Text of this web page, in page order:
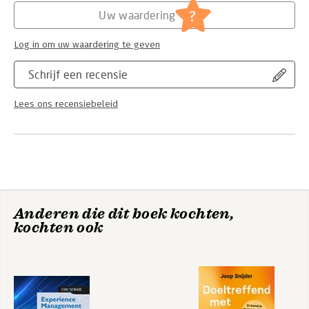
Courseware
Schrijf een recensie
Lees ons recensiebeleid
Uw waardering ?
Log in om uw waardering te geven
Anderen die dit boek kochten,
kochten ook